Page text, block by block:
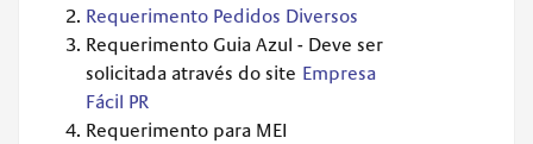
Requerimento Pedidos Diversos
Requerimento Guia Azul - Deve ser
solicitada através do site Empresa
Fácil PR
Requerimento para MEI